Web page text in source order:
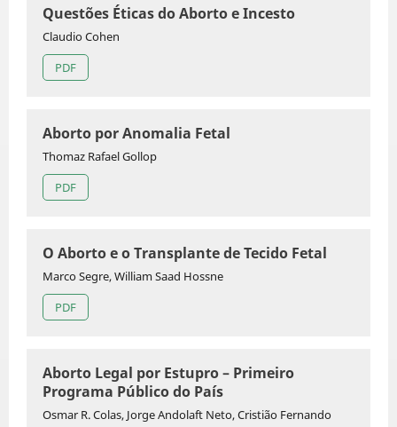
Questões Éticas do Aborto e Incesto
Claudio Cohen
PDF
Aborto por Anomalia Fetal
Thomaz Rafael Gollop
PDF
O Aborto e o Transplante de Tecido Fetal
Marco Segre, William Saad Hossne
PDF
Aborto Legal por Estupro – Primeiro
Programa Público do País
Osmar R. Colas, Jorge Andolaft Neto, Cristião Fernando